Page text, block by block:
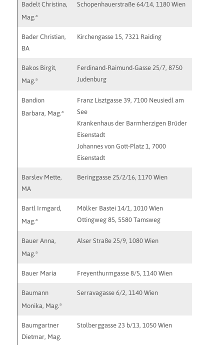
Badelt Christina,
Mag.a
Schopenhauerstraße 64/14, 1180 Wien
Bader Christian,
BA
Kirchengasse 15, 7321 Raiding
Bakos Birgit,
Mag.a
Ferdinand-Raimund-Gasse 25/7, 8750
Judenburg
Bandion
Barbara, Mag.a
Franz Lisztgasse 39, 7100 Neusiedl am
See
Krankenhaus der Barmherzigen Brüder
Eisenstadt
Johannes von Gott-Platz 1, 7000
Eisenstadt
Barslev Mette,
MA
Beringgasse 25/2/16, 1170 Wien
Bartl Irmgard,
Mag.a
Mölker Bastei 14/1, 1010 Wien
Ottingweg 85, 5580 Tamsweg
Bauer Anna,
Mag.a
Alser Straße 25/9, 1080 Wien
Bauer Maria Freyenthurmgasse 8/5, 1140 Wien
Baumann
Monika, Mag.a
Serravagasse 6/2, 1140 Wien
Baumgartner
Dietmar, Mag.
Stolberggasse 23 b/13, 1050 Wien